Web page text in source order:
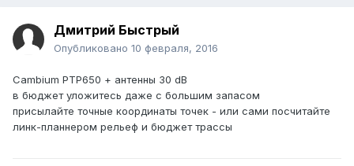
Дмитрий Быстрый
Опубликовано 10 февраля, 2016
Cambium PTP650 + антенны 30 dB
в бюджет уложитесь даже с большим запасом
присылайте точные координаты точек - или сами посчитайте
линк-планнером рельеф и бюджет трассы